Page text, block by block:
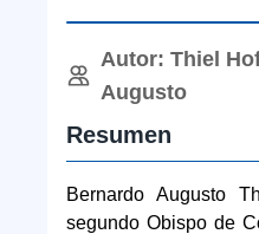
Autor: Thiel
Augusto
Resumen
Bernardo Augusto
segundo Obispo de